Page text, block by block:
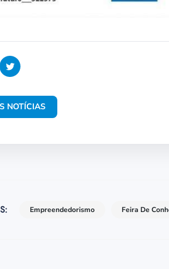
NOTÍCIAS
Empreendedorismo Feira De